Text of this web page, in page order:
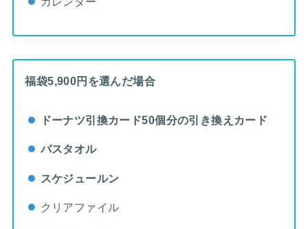
福袋5,900円を選んだ場合
ドーナツ引換カード50個分の引き換えカード
バスタオル
スケジュールン
クリアファイル